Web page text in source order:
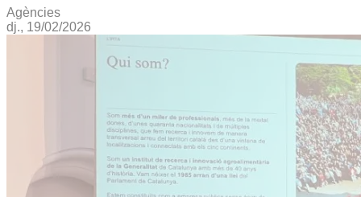
Agències
dj., 19/02/2026